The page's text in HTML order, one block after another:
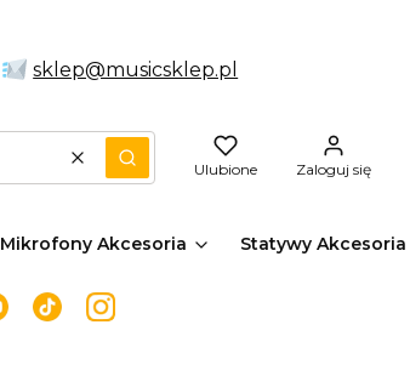
sklep@musicsklep.pl
WyczyśćSzukaj Ulubione Zaloguj się
Mikrofony Akcesoria Statywy Akcesoria